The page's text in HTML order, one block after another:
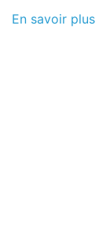
En savoir plus